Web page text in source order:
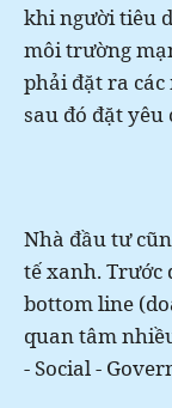
khi người tiêu
môi trường
phải đặt ra
sau đó đặt yêu
Nhà đầu tư
tế xanh. Trước
bottom line
quan tâm
- Social -